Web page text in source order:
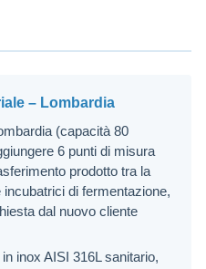
– Lombardia
(capacità 80
6 punti di misura
prodotto tra la
di fermentazione,
dal nuovo cliente
inox AISI 316L sanitario,